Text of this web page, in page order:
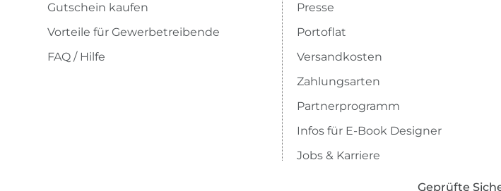
Gutschein kaufen
Vorteile für Gewerbetreibende
FAQ / Hilfe
Presse
Portoflat
Versandkosten
Zahlungsarten
Partnerprogramm
Infos für E-Book Designer
Jobs & Karriere
Geprüfte